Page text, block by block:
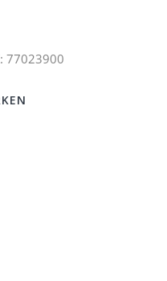
77023900